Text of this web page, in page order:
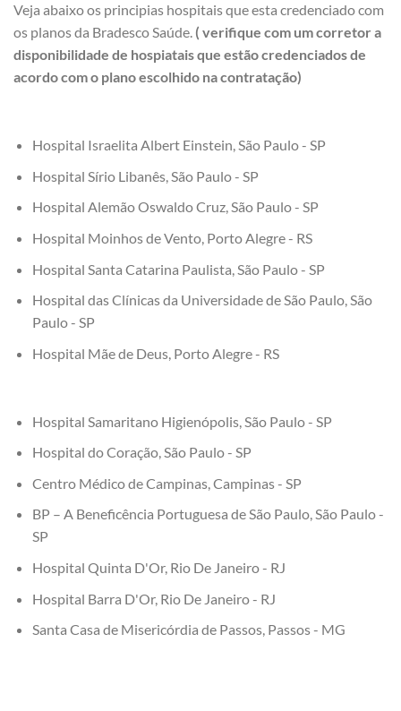
Veja abaixo os principias hospitais que esta credenciado com
os planos da Bradesco Saúde. ( verifique com um corretor a
disponibilidade de hospiatais que estão credenciados de
acordo com o plano escolhido na contratação)
Hospital Israelita Albert Einstein, São Paulo - SP
Hospital Sírio Libanês, São Paulo - SP
Hospital Alemão Oswaldo Cruz, São Paulo - SP
Hospital Moinhos de Vento, Porto Alegre - RS
Hospital Santa Catarina Paulista, São Paulo - SP
Hospital das Clínicas da Universidade de São Paulo, São
Paulo - SP
Hospital Mãe de Deus, Porto Alegre - RS
Hospital Samaritano Higienópolis, São Paulo - SP
Hospital do Coração, São Paulo - SP
Centro Médico de Campinas, Campinas - SP
BP – A Beneficência Portuguesa de São Paulo, São Paulo -
SP
Hospital Quinta D'Or, Rio De Janeiro - RJ
Hospital Barra D'Or, Rio De Janeiro - RJ
Santa Casa de Misericórdia de Passos, Passos - MG